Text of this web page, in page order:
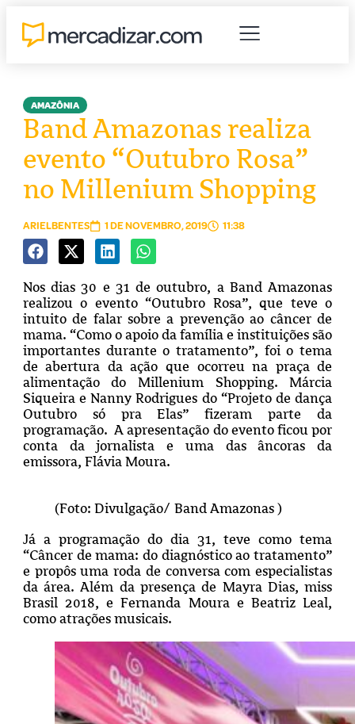
AMAZÔNIA
Band Amazonas realiza
evento “Outubro Rosa”
no Millenium Shopping
ARIELBENTES 1 DE NOVEMBRO, 2019 11:38
Nos dias 30 e 31 de outubro, a Band Amazonas
realizou o evento “Outubro Rosa”, que teve o
intuito de falar sobre a prevenção ao câncer de
mama. “Como o apoio da família e instituições são
importantes durante o tratamento”, foi o tema
de abertura da ação que ocorreu na praça de
alimentação do Millenium Shopping. Márcia
Siqueira e Nanny Rodrigues do “Projeto de dança
Outubro só pra Elas” fizeram parte da
programação. A apresentação do evento ficou por
conta da jornalista e uma das âncoras da
emissora, Flávia Moura.
(Foto: Divulgação/ Band Amazonas )
Já a programação do dia 31, teve como tema
“Câncer de mama: do diagnóstico ao tratamento”
e propôs uma roda de conversa com especialistas
da área. Além da presença de Mayra Dias, miss
Brasil 2018, e Fernanda Moura e Beatriz Leal,
como atrações musicais.